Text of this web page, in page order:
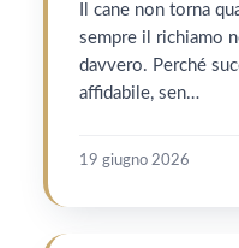
Il cane non torna
sempre il richiamo
davvero. Perché
affidabile, sen…
19 giugno 2026